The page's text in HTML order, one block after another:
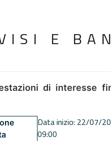
E
di interesse
Data inizio: 22/07/
09:00